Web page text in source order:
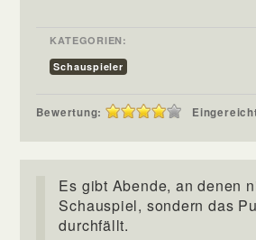
KATEGORIEN:
Schauspieler
Bewertung:
Es gibt Abende, an denen
Schauspiel, sondern das
durchfällt.